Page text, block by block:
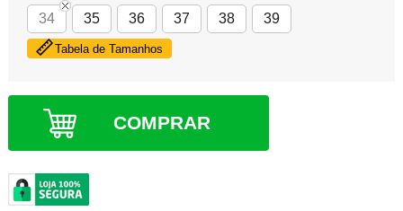
34
35 36 37 38 39
Tabela de Tamanhos
COMPRAR